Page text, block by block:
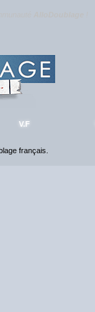
V.F
français.